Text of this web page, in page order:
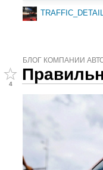
БЛОГ КОМПАНИИ
4